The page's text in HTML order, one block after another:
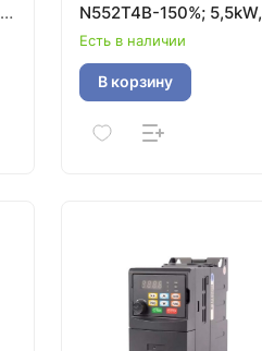
N552T4B-150%; 5,5kW,
380V
Есть в наличии
В корзину